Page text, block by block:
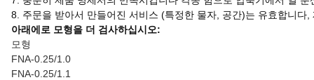
8. 주문을 받아서 만들어진 서비스 (특정한 물자, 공간)는 유효합니
아래에로 모형을 더 검사하십시오:
모형
FNA-0.25/1.0
FNA-0.25/1.1